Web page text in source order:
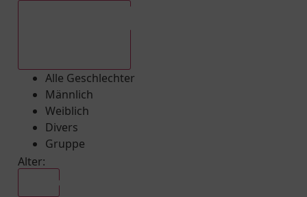
Alle Geschlechter
Männlich
Weiblich
Divers
Gruppe
Alter: